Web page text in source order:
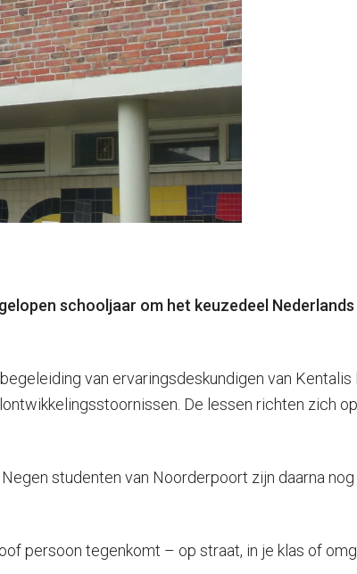
schooljaar om het keuzedeel
van ervaringsdeskundigen van
De lessen richten zich
studenten van Noorderpoort zijn daarna
persoon tegenkomt – op straat, in je klas of